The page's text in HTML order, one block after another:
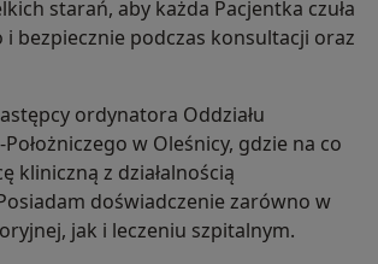
starań, aby każda Pacjentka czuła
bezpiecznie podczas konsultacji oraz
ordynatora Oddziału
w Oleśnicy, gdzie na co
kliniczną z działalnością
doświadczenie zarówno w
jak i leczeniu szpitalnym.